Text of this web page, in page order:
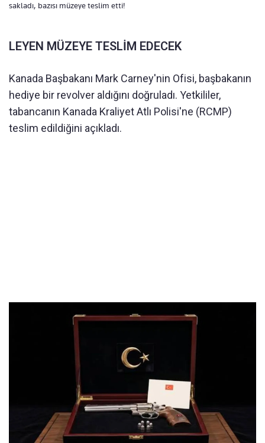
sakladı, bazısı müzeye teslim etti!
LEYEN MÜZEYE TESLİM EDECEK
Kanada Başbakanı Mark Carney'nin Ofisi, başbakanın
hediye bir revolver aldığını doğruladı. Yetkililer,
tabancanın Kanada Kraliyet Atlı Polisi'ne (RCMP)
teslim edildiğini açıkladı.